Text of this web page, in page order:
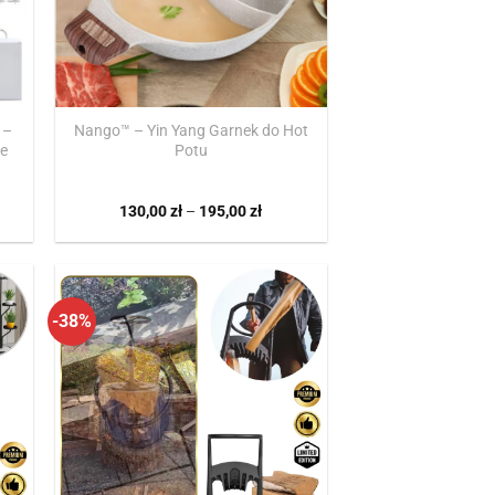
Nango™ – Yin Yang Garnek do Hot
Potu
130,00zł – 195,00złZakres
od
do
195,00 zł
-38%